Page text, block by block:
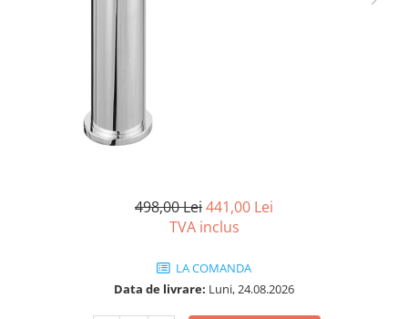
Bideuri suspendate
Bideuri statative
498,00 Lei441,00 Lei
TVA inclus
LA COMANDA
Data de livrare: Luni, 24.08.2026